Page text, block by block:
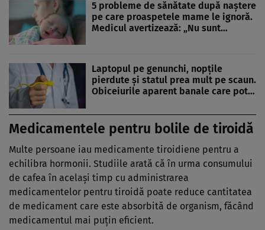
5 probleme de sănătate după naștere
pe care proaspetele mame le ignoră.
Medicul avertizează: „Nu sunt…
Laptopul pe genunchi, nopțile
pierdute și statul prea mult pe scaun.
Obiceiurile aparent banale care pot…
Medicamentele pentru bolile de tiroidă
Multe persoane iau medicamente tiroidiene pentru a
echilibra hormonii. Studiile arată că în urma consumului
de cafea în același timp cu administrarea
medicamentelor pentru tiroidă poate reduce cantitatea
de medicament care este absorbită de organism, făcând
medicamentul mai puțin eficient.